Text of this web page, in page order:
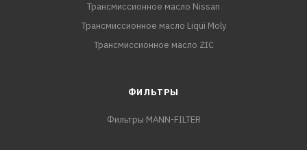
Трансмиссионное масло Nissan
Трансмиссионное масло Liqui Moly
Трансмиссионное масло ZIC
ФИЛЬТРЫ
Фильтры MANN-FILTER